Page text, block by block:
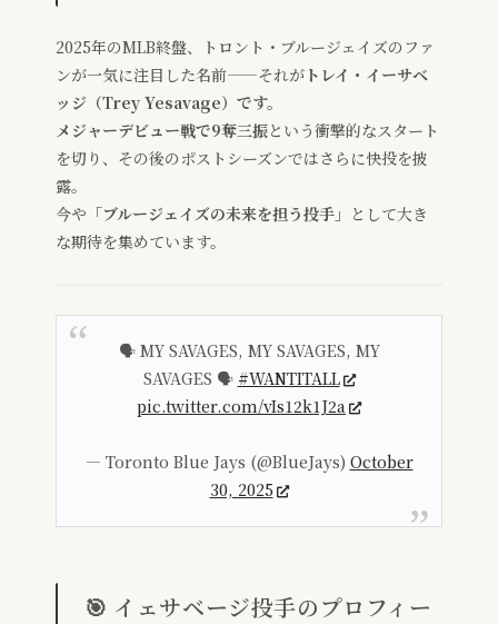
2025年のMLB終盤、トロント・ブルージェイズのファ
ンが一気に注目した名前——それが トレイ・イーサベ
ッジ（Trey Yesavage）です。
メジャーデビュー戦で9奪三振という衝撃的なスタート
を切り、その後のポストシーズンではさらに快投を披
露。
今や 「ブルージェイズの未来を担う投手」 として大き
な期待を集めています。
🗣️ MY SAVAGES, MY SAVAGES, MY
SAVAGES 🗣️ #WANTITALL
pic.twitter.com/vIs12k1J2a
— Toronto Blue Jays (@BlueJays) October
30, 2025
🎯 イェサベージ投手のプロフィー